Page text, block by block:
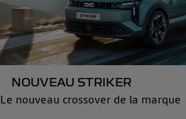
NOUVEAU STRIKER
Le nouveau crossover de la marque